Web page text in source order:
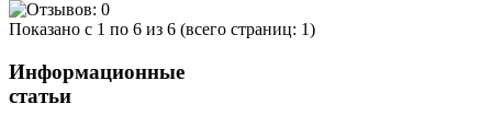
Показано с 1 по 6 из 6 (всего страниц: 1)
Информационные
статьи